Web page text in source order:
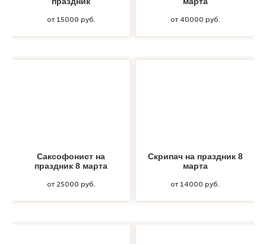
от 15000 руб. от 40000 руб.
Саксофонист на
праздник 8 марта
от 25000 руб.
Скрипач на праздник 8
марта
от 14000 руб.